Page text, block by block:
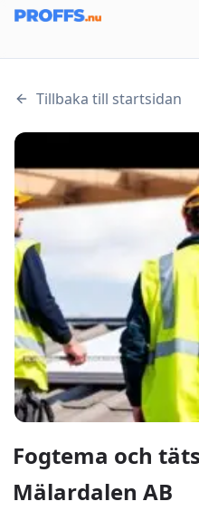
Tillbaka till startsidan
Fogtema och
Mälardalen AB